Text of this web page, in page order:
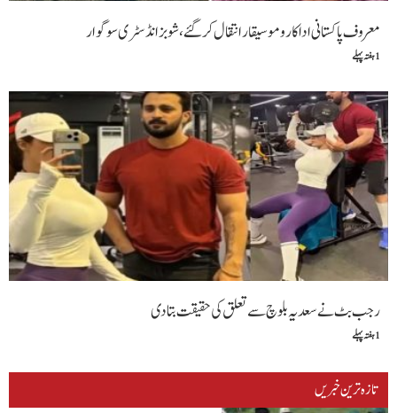
معروف پاکستانی اداکار و موسیقار انتقال کر گئے، شوبز انڈسٹری سوگوار
1 ہفتہ پہلے
رجب بٹ نے سعدیہ بلوچ سے تعلق کی حقیقت بتادی
1 ہفتہ پہلے
تازہ ترین خبریں